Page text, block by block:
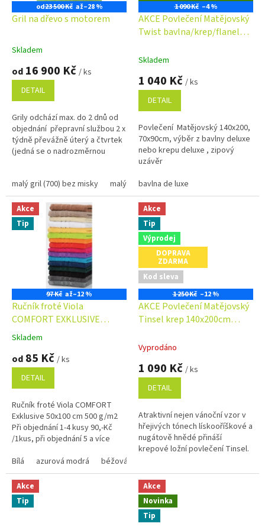
od23 500 Kč až–28 %
Gril na dřevo s motorem
Průměrné
produktu
4,9
5
hvězdiček.
Skladem
od 16 900 Kč / ks
DETAIL
Grily odchází max. do 2 dnů od
objednání přepravní službou 2 x
týdně převážně úterý a čtvrtek
(jedná se o nadrozměrnou
malý gril (700) bez misky
malý gril (700) s miskou
D
A
R
A
1 090 Kč –4 %
AKCE Povlečení Matějovský
Twist bavlna/krep/flanel
Skladem
1 040 Kč / ks
DETAIL
Povlečení Matějovský 140x200,
70x90cm, výběr z bavlny deluxe
nebo krepu deluxe , zipový
uzávěr
bavlna de luxe
Akce
Tip
97 Kč až–12 %
Ručník froté Viola
COMFORT EXKLUSIVE
50x100 cm 500 g/m2
Průměrné
produktu
4,9
5
hvězdiček.
Skladem
od 85 Kč / ks
DETAIL
Ručník froté Viola COMFORT
Exklusive 50x100 cm 500 g/m2
Při objednání 1-4 kusy 90,-Kč
/1kus, při objednání 5 a více
béžová a...
Bílá azurová modrá béžová
Akce
Tip
Výprodej
DOPRAVA
ZDARMA
Kod sleva
1 250 Kč –12 %
AKCE Povlečení Matějovský
Tinsel krep 140x200cm
Vyprodáno
1 090 Kč / ks
DETAIL
Atraktivní nejen vánoční vzor v
hřejivých tónech lískooříškové a
nugátově hnědé přináší
krepové ložní povlečení Tinsel.
Akce
Tip
Akce
Novinka
Tip